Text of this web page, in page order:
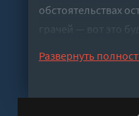
обстоятельствах
грачей — вот это
Развернуть